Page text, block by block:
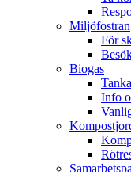
Miljöfostran
För
Biogas
Info